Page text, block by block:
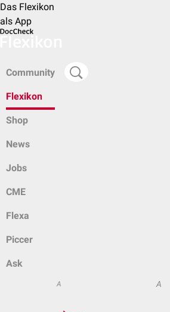
Das Flexikon
als App
Community
Flexikon
Shop
News
Jobs
CME
Flexa
Piccer
Ask
A A